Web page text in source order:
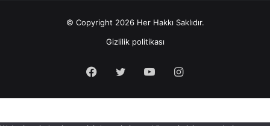
© Copyright 2026 Her Hakkı Saklıdır.
Gizlilik politikası
Facebook
X YouTubeInstagram